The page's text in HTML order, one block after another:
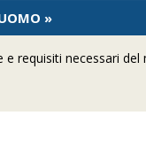
»
requisiti necessari